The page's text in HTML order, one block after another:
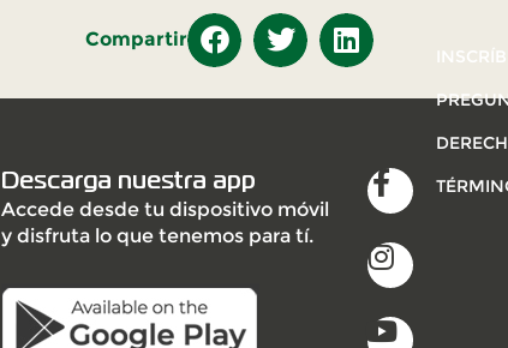
Compartir
Descarga nuestra app
Accede desde tu dispositivo móvil
y disfruta lo que tenemos para tí.